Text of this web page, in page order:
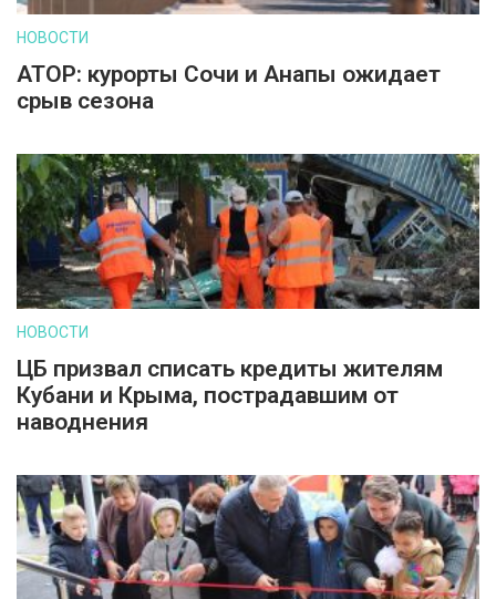
НОВОСТИ
АТОР: курорты Сочи и Анапы ожидает
срыв сезона
НОВОСТИ
ЦБ призвал списать кредиты жителям
Кубани и Крыма, пострадавшим от
наводнения